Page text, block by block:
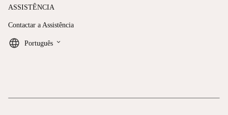
ASSISTÊNCIA
Contactar a Assistência
Português keyboard_arrow_down